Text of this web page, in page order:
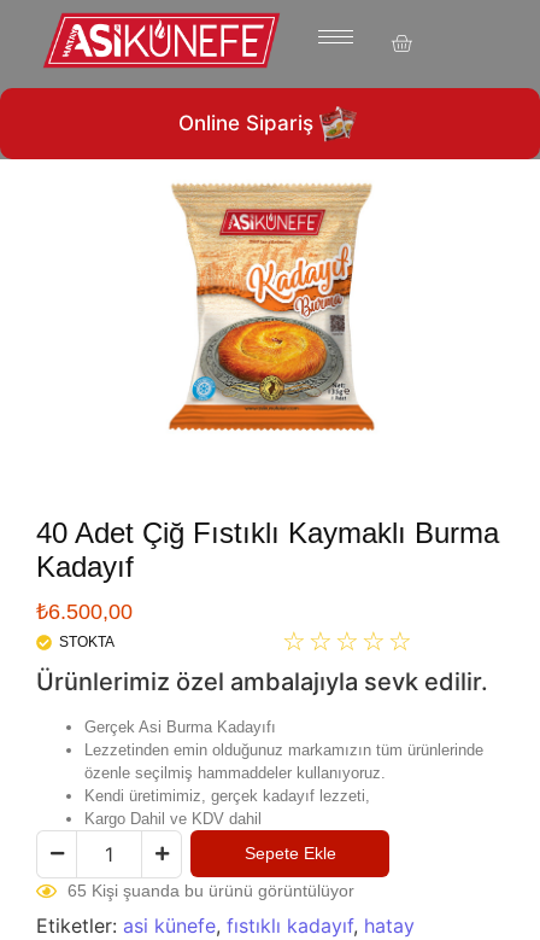
1960’ tan günümüze…
Online Sipariş
40 Adet Çiğ Fıstıklı Kaymaklı Burma
Kadayıf
₺6.500,00
STOKTA ☆ ☆ ☆ ☆ ☆
Ürünlerimiz özel ambalajıyla sevk edilir.
Gerçek Asi Burma Kadayıfı
Lezzetinden emin olduğunuz markamızın tüm ürünlerinde
özenle seçilmiş hammaddeler kullanıyoruz.
Kendi üretimimiz, gerçek kadayıf lezzeti,
Kargo Dahil ve KDV dahil
Sepete Ekle
65 Kişi şuanda bu ürünü görüntülüyor
Etiketler: asi künefe, fıstıklı kadayıf, hatay